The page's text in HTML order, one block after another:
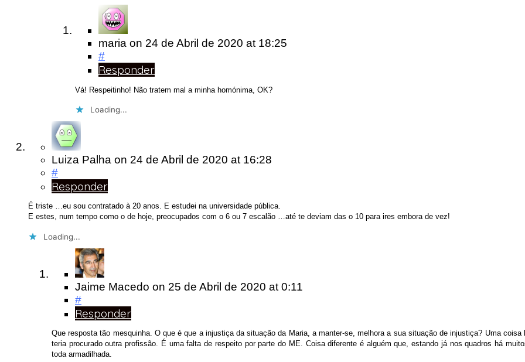
maria on 24 de Abril de 2020 at 18:25
#
Responder
Vá! Respeitinho! Não tratem mal a minha homónima, OK?
Loading...
Luiza Palha on 24 de Abril de 2020 at 16:28
#
Responder
É triste …eu sou contratado à 20 anos. E estudei na universidade pública.
E estes, num tempo como o de hoje, preocupados com o 6 ou 7 escalão …até te deviam das o 10 para ires embora de vez!
Loading...
Jaime Macedo on 25 de Abril de 2020 at 0:11
#
Responder
Que resposta tão mesquinha. O que é que a injustiça da situação da Maria, a manter-se, melhora a sua situação de injustiça? Uma
teria procurado outra profissão. É uma falta de respeito por parte do ME. Coisa diferente é alguém que, estando já nos quadros há
toda armadilhada.